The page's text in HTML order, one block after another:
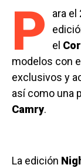
P ara el
el
modelos con
exclusivos y
así como una
Camry.
La edición